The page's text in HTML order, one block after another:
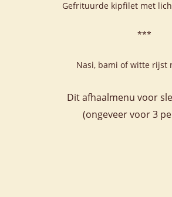
Gefrituurde kipfilet met
***
Nasi, bami of witte rijst
Dit afhaalmenu voor
(ongeveer voor 3